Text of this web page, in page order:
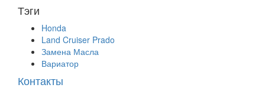
Тэги
Honda
Land Cruiser Prado
Замена Масла
Вариатор
Контакты